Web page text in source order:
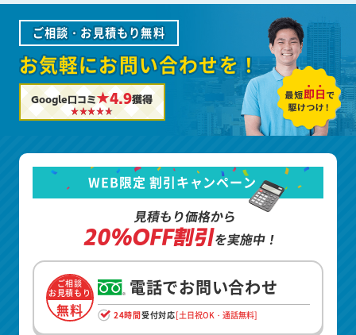
ご相談・お見積もり無料
お気軽にお問い合わせを！
Google口コミ★4.9獲得
WEB限定 割引キャンペーン
見積もり価格から
20%OFF割引を実施中！
ご相談
お見積もり
無料
電話でお問い合わせ
24時間受付対応[土日祝OK・通話無料]